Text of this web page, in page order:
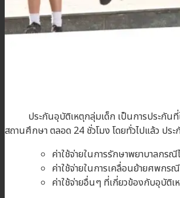
ประกันอุบัติเหตุกลุ่มเด็ก เป็นการประกันที่ให้
สถานศึกษา ตลอด 24 ชั่วโมง โดยทั่วไปแ
ค่าใช้จ่ายในการรักษาพยาบาลกร
ค่าใช้จ่ายในการเคลื่อนย้ายศพกร
ค่าใช้จ่ายอื่นๆ ที่เกี่ยวข้องกับอุบัติเ